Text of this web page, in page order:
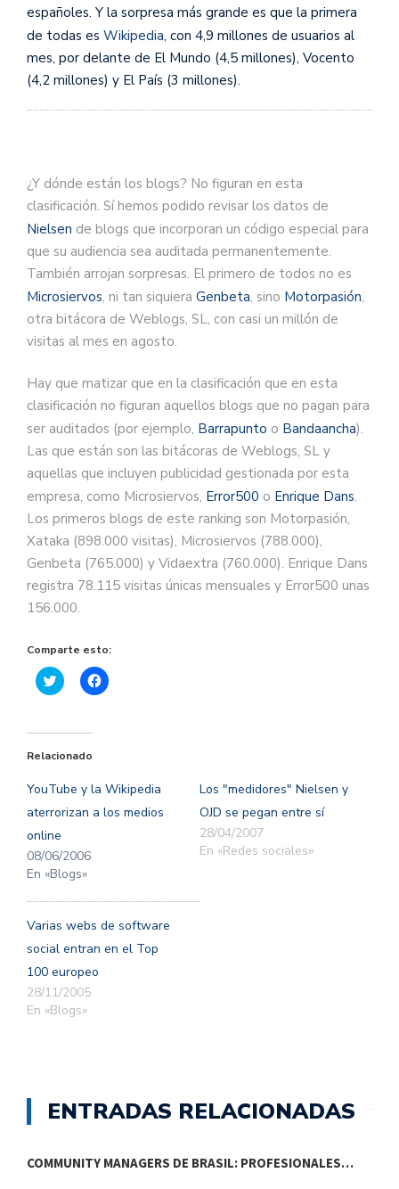
españoles. Y la sorpresa más grande es que la primera
de todas es Wikipedia, con 4,9 millones de usuarios al
mes, por delante de El Mundo (4,5 millones), Vocento
(4,2 millones) y El País (3 millones).
¿Y dónde están los blogs? No figuran en esta
clasificación. Sí hemos podido revisar los datos de
Nielsen de blogs que incorporan un código especial para
que su audiencia sea auditada permanentemente.
También arrojan sorpresas. El primero de todos no es
Microsiervos, ni tan siquiera Genbeta, sino Motorpasión,
otra bitácora de Weblogs, SL, con casi un millón de
visitas al mes en agosto.
Hay que matizar que en la clasificación que en esta
clasificación no figuran aquellos blogs que no pagan para
ser auditados (por ejemplo, Barrapunto o Bandaancha).
Las que están son las bitácoras de Weblogs, SL y
aquellas que incluyen publicidad gestionada por esta
empresa, como Microsiervos, Error500 o Enrique Dans.
Los primeros blogs de este ranking son Motorpasión,
Xataka (898.000 visitas), Microsiervos (788.000),
Genbeta (765.000) y Vidaextra (760.000). Enrique Dans
registra 78.115 visitas únicas mensuales y Error500 unas
156.000.
Comparte esto:
Haz
clic
Twitter
abre
una
ventana
nueva)
Haz
clic
una
ventana
nueva)
Relacionado
YouTube y la Wikipedia
aterrorizan a los medios
online
08/06/2006
En «Blogs»
Los "medidores" Nielsen y
OJD se pegan entre sí
28/04/2007
En «Redes sociales»
Varias webs de software
social entran en el Top
100 europeo
28/11/2005
En «Blogs»
ENTRADAS RELACIONADAS
COMMUNITY MANAGERS DE BRASIL: PROFESIONALES…